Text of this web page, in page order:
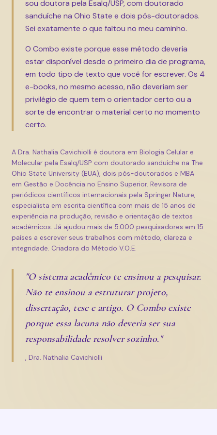
sou doutora pela Esalq/USP, com doutorado
sanduíche na Ohio State e dois pós-doutorados.
Sei exatamente o que faltou no meu caminho.
O Combo existe porque esse método deveria
estar disponível desde o primeiro dia de programa,
em todo tipo de texto que você for escrever. Os 4
e-books, no mesmo acesso, não deveriam ser
privilégio de quem tem o orientador certo ou a
sorte de encontrar o material certo no momento
certo.
A Dra. Nathalia Cavichiolli é doutora em Biologia Celular e
Molecular pela Esalq/USP com doutorado sanduíche na The
Ohio State University (EUA), dois pós-doutorados e MBA
em Gestão e Docência no Ensino Superior. Revisora de
periódicos científicos internacionais pela Springer Nature,
especialista em escrita científica com mais de 15 anos de
experiência na produção, revisão e orientação de textos
acadêmicos. Já ajudou mais de 5.000 pesquisadores em 15
países a escrever seus trabalhos com método, clareza e
integridade. Criadora do Método V.O.E.
"O sistema acadêmico te ensinou a pesquisar.
Não te ensinou a estruturar projeto,
dissertação, tese e artigo. O Combo existe
porque essa lacuna não deveria ser sua
responsabilidade resolver sozinho."
, Dra. Nathalia Cavichiolli